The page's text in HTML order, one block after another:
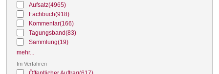
Aufsatz(4965)
Fachbuch(918)
Kommentar(166)
Tagungsband(83)
Sammlung(19)
mehr...
Im Verfahren